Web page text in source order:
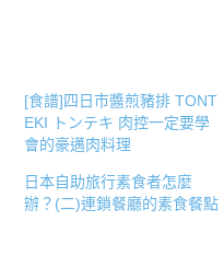
[食譜]四日市醬煎豬排 TONT
EKI トンテキ 肉控一定要學
會的豪邁肉料理
日本自助旅行素食者怎麼
辦？(二)連鎖餐廳的素食餐點